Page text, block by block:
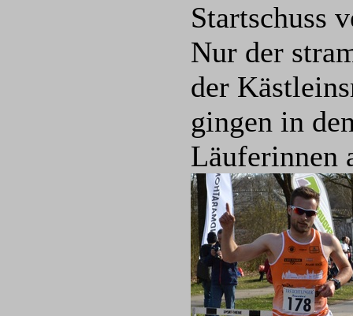
Startschuss
Nur der
der
gingen in
Läuferinnen